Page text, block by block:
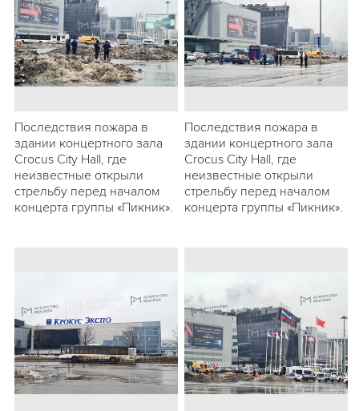
Последствия пожара в
здании концертного зала
Crocus City Hall, где
неизвестные открыли
стрельбу перед началом
концерта группы «Пикник».
Последствия пожара в
здании концертного зала
Crocus City Hall, где
неизвестные открыли
стрельбу перед началом
концерта группы «Пикник».